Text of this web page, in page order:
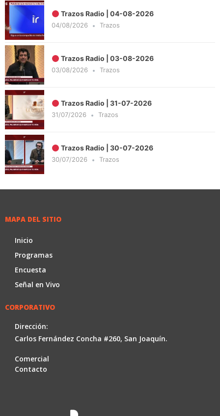
Trazos Radio | 04-08-2026
04/08/2026 Trazos
Trazos Radio | 03-08-2026
03/08/2026 Trazos
Trazos Radio | 31-07-2026
31/07/2026 Trazos
Trazos Radio | 30-07-2026
30/07/2026 Trazos
MAPA DEL SITIO
Inicio
Programas
Encuesta
Señal en Vivo
CORPORATIVO
Dirección:
Carlos Fernández Concha #260, San Joaquín.
Comercial
Contacto